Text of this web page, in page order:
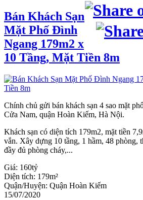
Bán Khách Sạn
Mặt Phố Đình
Ngang 179m2 x
10 Tầng, Mặt Tiền 8m
Chính chủ gửi bán khách sạn 4 sao mặt
Cửa Nam, quận Hoàn Kiếm, Hà Nội.
Khách sạn có diện tích 179m2, mặt tiền
vắn. Xây dựng 10 tầng, 1 hầm, 48 phòng,
đầy đủ phòng cháy,...
Giá: 160tỷ
Diện tích: 179m²
Quận/Huyện: Quận Hoàn Kiếm
15/07/2020